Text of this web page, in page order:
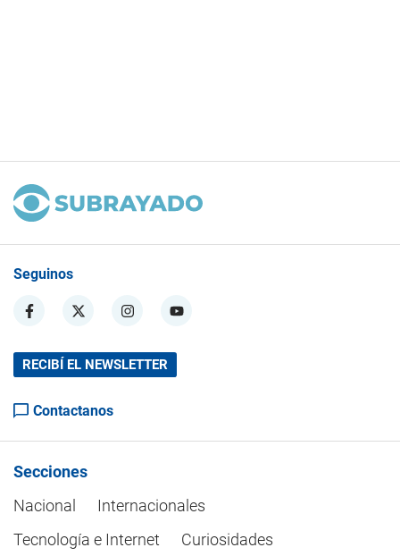
Seguinos
RECIBÍ EL NEWSLETTER
Contactanos
Secciones
Nacional
Internacionales
Tecnología e Internet
Curiosidades